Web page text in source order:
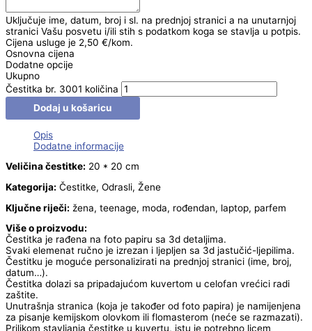
Uključuje ime, datum, broj i sl. na prednjoj stranici a na unutarnjoj
stranici Vašu posvetu i/ili stih s podatkom koga se stavlja u potpis.
Cijena usluge je 2,50 €/kom.
Osnovna cijena
Dodatne opcije
Ukupno
Čestitka br. 3001 količina
Dodaj u košaricu
Opis
Dodatne informacije
Veličina čestitke: 20 * 20 cm
Kategorija: Čestitke, Odrasli, Žene
Ključne riječi: žena, teenage, moda, rođendan, laptop, parfem
Više o proizvodu:
Čestitka je rađena na foto papiru sa 3d detaljima.
Svaki elemenat ručno je izrezan i ljepljen sa 3d jastučić-ljepilima.
Čestitku je moguće personalizirati na prednjoj stranici (ime, broj,
datum…).
Čestitka dolazi sa pripadajućom kuvertom u celofan vrećici radi
zaštite.
Unutrašnja stranica (koja je također od foto papira) je namijenjena
za pisanje kemijskom olovkom ili flomasterom (neće se razmazati).
Prilikom stavljanja čestitke u kuvertu, istu je potrebno licem